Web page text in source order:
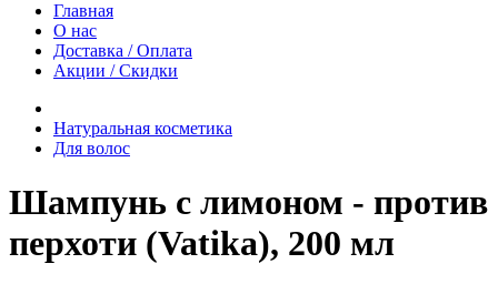
Главная
О нас
Доставка / Оплата
Акции / Скидки
Натуральная косметика
Для волос
Шампунь с лимоном - против
перхоти (Vatika), 200 мл